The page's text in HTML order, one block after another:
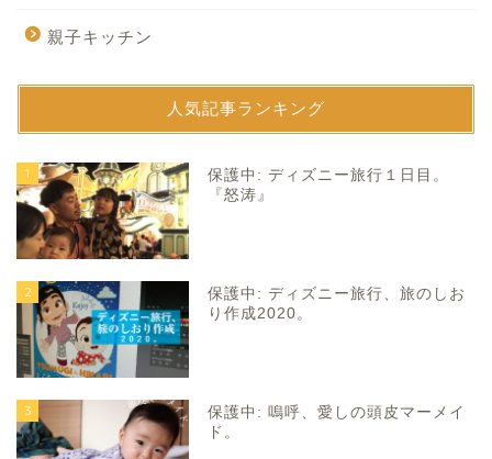
親子キッチン
人気記事ランキング
1
保護中: ディズニー旅行１日目。
『怒涛』
2
保護中: ディズニー旅行、旅のしお
り作成2020。
3
保護中: 嗚呼、愛しの頭皮マーメイ
ド。